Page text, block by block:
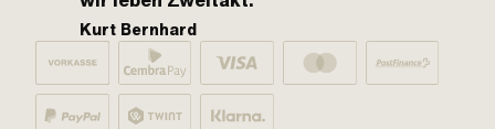
Kurt Bernhard